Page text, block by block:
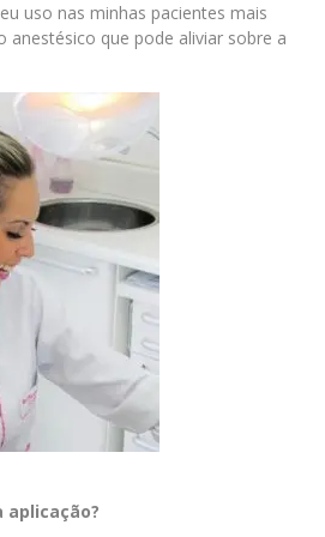
uso nas minhas pacientes mais
anestésico que pode aliviar sobre a
aplicação?